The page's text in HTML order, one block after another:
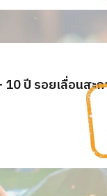
ปี รอยเลื่อนสะ